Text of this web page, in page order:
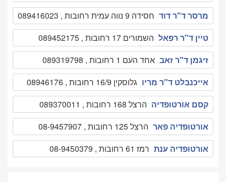
מרסר ד"ר דוד חסידה 9 נווה עמית רחובות , 089416023
טיין ד"ר רפאל השמורים 17 רחובות , 089452175
זיגמן ד"ר זאב אחד העם 1 רחובות , 089319798
אייכנבלט ד"ר מריו גלוסקין 16/9 רחובות , 08946176
קסם אורטופדיה הרצל 168 רחובות , 089370011
אורטופדיה פאר הרצל 125 רחובות , 08-9457907
אורטופדיה ענת רמז 61 רחובות , 08-9450379